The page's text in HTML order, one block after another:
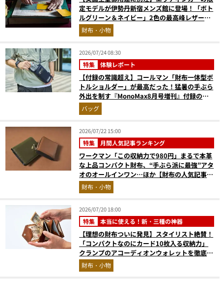
定モデルが伊勢丹新宿メンズ館に登場！「ボト
ルグリーン＆ネイビー」2色の最高峰レザーグ
ッズに注目
財布・小物
2026/07/24 08:30
特集 体験レポート
【付録の常識超え】コールマン「財布一体型ボ
トルショルダー」が最高だった！猛暑の手ぶら
外出を制す『MonoMax8月号増刊』付録の実
力をスタイリストが徹底レポ
バッグ
2026/07/22 15:00
特集 月間人気記事ランキング
ワークマン「この収納力で980円」まるで本革
な上品コンパクト財布、“手ぶら派に最強”アタ
オのオールインワン…ほか【財布の人気記事ラ
ンキングベスト3】（2026年6月版）
財布・小物
2026/07/20 18:00
特集 本当に使える！新・三種の神器
【理想の財布ついに発見】スタイリスト絶賛！
「コンパクトなのにカード10枚入る収納力」
クランプのアコーディオンウォレットを徹底レ
ビュー。使い込むほどにツヤが出るプエブロレ
ザーも優秀
財布・小物